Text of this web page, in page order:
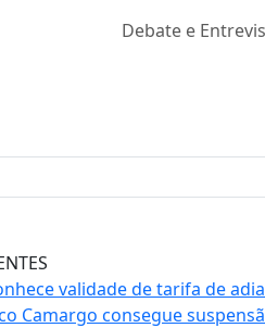
Debate e
validade de tarifa de
Camargo consegue